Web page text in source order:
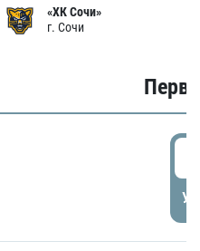
«ХК Сочи»
г. Сочи